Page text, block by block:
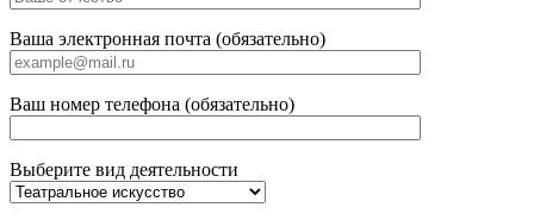
Ваша электронная почта (обязательно)
Ваш номер телефона (обязательно)
Выберите вид деятельности